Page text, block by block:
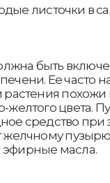
листочки в
быть
Ее часто
растения
цвета.
средство при
желчному
масла.